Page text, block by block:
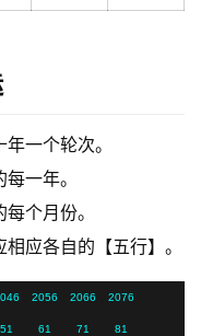
一个轮次。
一年。
个月份。
应各自的【五行】。
2056 2066 2076
51 61 71 81